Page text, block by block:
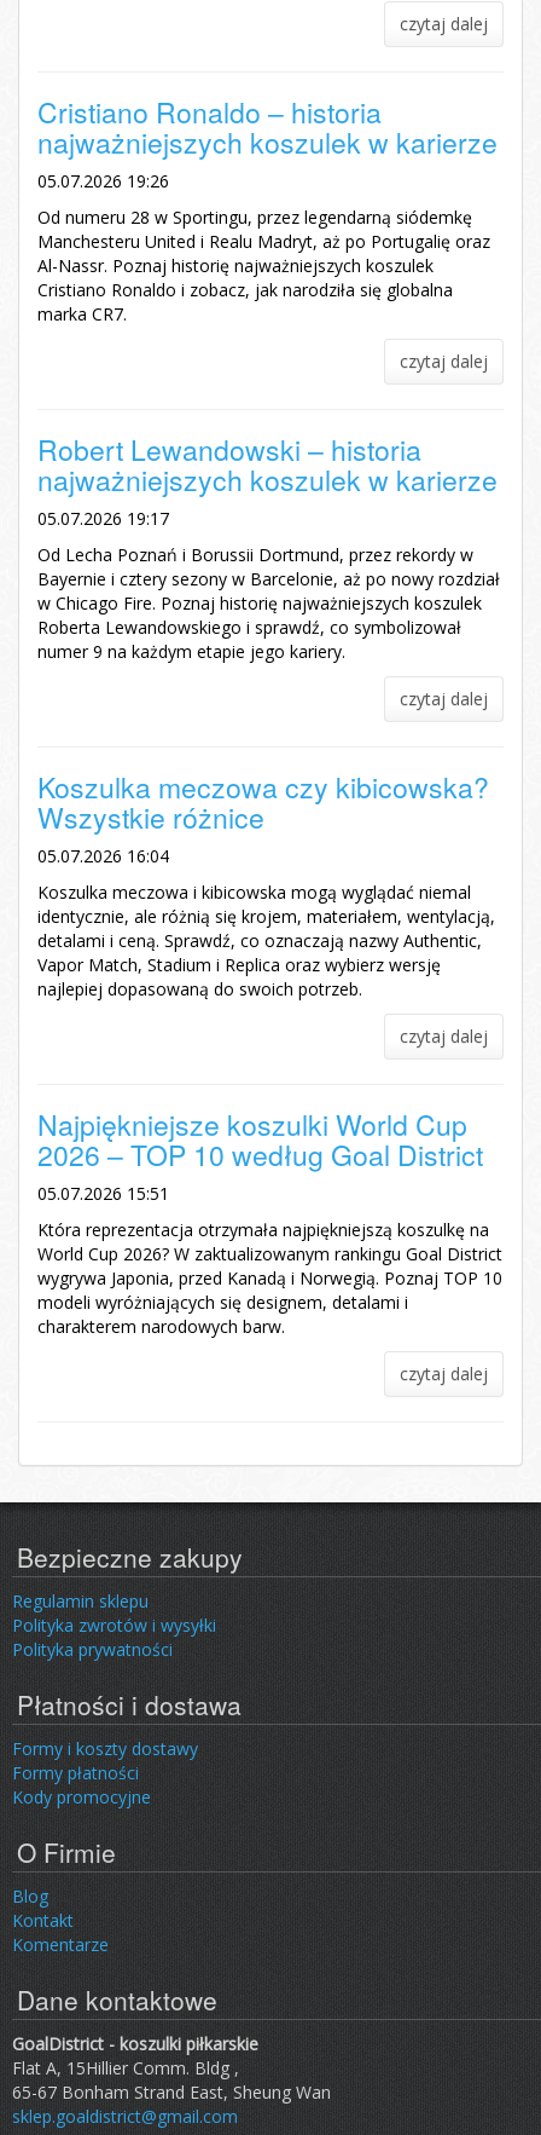
czytaj dalej
Cristiano Ronaldo – historia
najważniejszych koszulek w karierze
05.07.2026 19:26
Od numeru 28 w Sportingu, przez legendarną siódemkę
Manchesteru United i Realu Madryt, aż po Portugalię oraz
Al-Nassr. Poznaj historię najważniejszych koszulek
Cristiano Ronaldo i zobacz, jak narodziła się globalna
marka CR7.
czytaj dalej
Robert Lewandowski – historia
najważniejszych koszulek w karierze
05.07.2026 19:17
Od Lecha Poznań i Borussii Dortmund, przez rekordy w
Bayernie i cztery sezony w Barcelonie, aż po nowy rozdział
w Chicago Fire. Poznaj historię najważniejszych koszulek
Roberta Lewandowskiego i sprawdź, co symbolizował
numer 9 na każdym etapie jego kariery.
czytaj dalej
Koszulka meczowa czy kibicowska?
Wszystkie różnice
05.07.2026 16:04
Koszulka meczowa i kibicowska mogą wyglądać niemal
identycznie, ale różnią się krojem, materiałem, wentylacją,
detalami i ceną. Sprawdź, co oznaczają nazwy Authentic,
Vapor Match, Stadium i Replica oraz wybierz wersję
najlepiej dopasowaną do swoich potrzeb.
czytaj dalej
Najpiękniejsze koszulki World Cup
2026 – TOP 10 według Goal District
05.07.2026 15:51
Która reprezentacja otrzymała najpiękniejszą koszulkę na
World Cup 2026? W zaktualizowanym rankingu Goal District
wygrywa Japonia, przed Kanadą i Norwegią. Poznaj TOP 10
modeli wyróżniających się designem, detalami i
charakterem narodowych barw.
czytaj dalej
Bezpieczne zakupy
Regulamin sklepu
Polityka zwrotów i wysyłki
Polityka prywatności
Płatności i dostawa
Formy i koszty dostawy
Formy płatności
Kody promocyjne
O Firmie
Blog
Kontakt
Komentarze
Dane kontaktowe
GoalDistrict - koszulki piłkarskie
Flat A, 15Hillier Comm. Bldg ,
65-67 Bonham Strand East, Sheung Wan
sklep.goaldistrict@gmail.com